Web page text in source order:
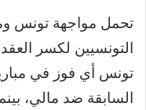
تحمل مواجهة تونس
التونسيين لكسر
تونس أي فوز في
السابقة ضد مالي،